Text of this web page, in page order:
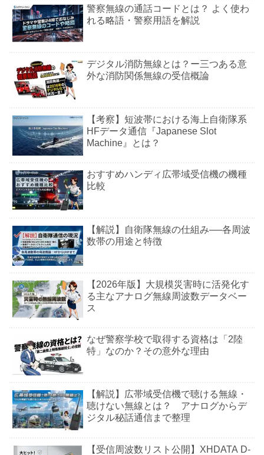
警察無線の通話コードとは？ よく使わ
れる略語・警察用語を解説
デジタル消防無線とは？ー三つある意
外な消防関係無線の受信概論
【考察】短波帯における海上自衛隊系
HFデータ通信『Japanese Slot
Machine』とは？
おすすめハンディ広帯域受信機の機種
比較
【解説】自衛隊無線の仕組み──各周波
数帯の用途と特徴
【2026年版】大規模災害時に活発化す
る主なアナログ無線周波数データベー
ス
なぜ警察学校で取得する資格は「2陸
特」なのか？その意外な理由
【解説】広帯域受信機で聴ける無線・
聴けない無線とは？ アナログからデ
ジタル秘話通信まで整理
【受信周波数リスト公開】XHDATA D-